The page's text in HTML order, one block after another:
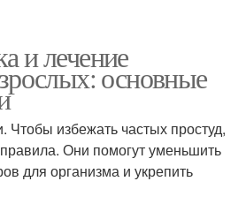
и лечение
основные
избежать частых простуд,
Они помогут уменьшить
для организма и укрепить